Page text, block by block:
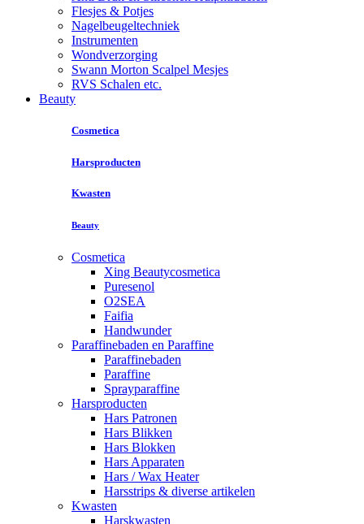
Flesjes & Potjes
Nagelbeugeltechniek
Instrumenten
Wondverzorging
Swann Morton Scalpel Mesjes
RVS Schalen etc.
Beauty
Cosmetica
Harsproducten
Kwasten
Beauty
Cosmetica
Xing Beautycosmetica
Puresenol
O2SEA
Faifia
Handwunder
Paraffinebaden en Paraffine
Paraffinebaden
Paraffine
Sprayparaffine
Harsproducten
Hars Patronen
Hars Blikken
Hars Blokken
Hars Apparaten
Hars / Wax Heater
Harsstrips & diverse artikelen
Kwasten
Harskwasten